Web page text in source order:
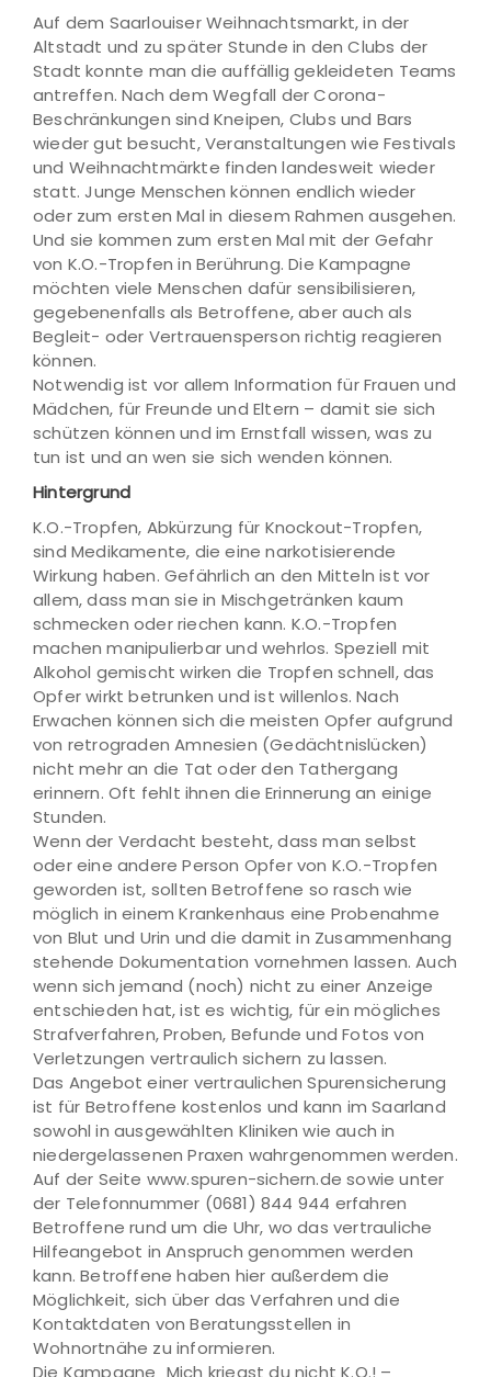
Auf dem Saarlouiser Weihnachtsmarkt, in der
Altstadt und zu später Stunde in den Clubs der
Stadt konnte man die auffällig gekleideten Teams
antreffen. Nach dem Wegfall der Corona-
Beschränkungen sind Kneipen, Clubs und Bars
wieder gut besucht, Veranstaltungen wie Festivals
und Weihnachtmärkte finden landesweit wieder
statt. Junge Menschen können endlich wieder
oder zum ersten Mal in diesem Rahmen ausgehen.
Und sie kommen zum ersten Mal mit der Gefahr
von K.O.-Tropfen in Berührung. Die Kampagne
möchten viele Menschen dafür sensibilisieren,
gegebenenfalls als Betroffene, aber auch als
Begleit- oder Vertrauensperson richtig reagieren
können.
Notwendig ist vor allem Information für Frauen und
Mädchen, für Freunde und Eltern – damit sie sich
schützen können und im Ernstfall wissen, was zu
tun ist und an wen sie sich wenden können.
Hintergrund
K.O.-Tropfen, Abkürzung für Knockout-Tropfen,
sind Medikamente, die eine narkotisierende
Wirkung haben. Gefährlich an den Mitteln ist vor
allem, dass man sie in Mischgetränken kaum
schmecken oder riechen kann. K.O.-Tropfen
machen manipulierbar und wehrlos. Speziell mit
Alkohol gemischt wirken die Tropfen schnell, das
Opfer wirkt betrunken und ist willenlos. Nach
Erwachen können sich die meisten Opfer aufgrund
von retrograden Amnesien (Gedächtnislücken)
nicht mehr an die Tat oder den Tathergang
erinnern. Oft fehlt ihnen die Erinnerung an einige
Stunden.
Wenn der Verdacht besteht, dass man selbst
oder eine andere Person Opfer von K.O.-Tropfen
geworden ist, sollten Betroffene so rasch wie
möglich in einem Krankenhaus eine Probenahme
von Blut und Urin und die damit in Zusammenhang
stehende Dokumentation vornehmen lassen. Auch
wenn sich jemand (noch) nicht zu einer Anzeige
entschieden hat, ist es wichtig, für ein mögliches
Strafverfahren, Proben, Befunde und Fotos von
Verletzungen vertraulich sichern zu lassen.
Das Angebot einer vertraulichen Spurensicherung
ist für Betroffene kostenlos und kann im Saarland
sowohl in ausgewählten Kliniken wie auch in
niedergelassenen Praxen wahrgenommen werden.
Auf der Seite www.spuren-sichern.de sowie unter
der Telefonnummer (0681) 844 944 erfahren
Betroffene rund um die Uhr, wo das vertrauliche
Hilfeangebot in Anspruch genommen werden
kann. Betroffene haben hier außerdem die
Möglichkeit, sich über das Verfahren und die
Kontaktdaten von Beratungsstellen in
Wohnortnähe zu informieren.
Die Kampagne „Mich kriegst du nicht K.O.! –